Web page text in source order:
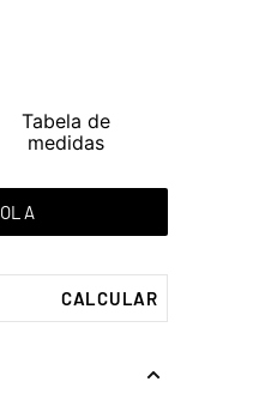
Tabela de
medidas